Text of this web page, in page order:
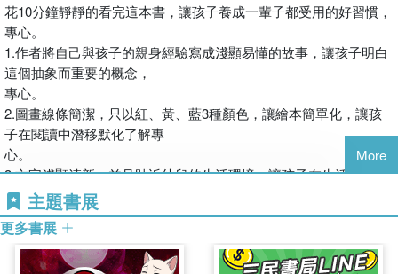
花10分鐘靜靜的看完這本書，讓孩子養成一輩子都受用的好習慣，
專心。
1.作者將自己與孩子的親身經驗寫成淺顯易懂的故事，讓孩子明白
這個抽象而重要的概念，
專心。
2.圖畫線條簡潔，只以紅、黃、藍3種顏色，讓繪本簡單化，讓孩
子在閱讀中潛移默化了解專
心。
3.文字淺顯清新，並且貼近幼兒的生活環境，讓孩子在生活化的故
事中自然而然的學會專心。
4.精裝本大字體，給孩子最高質感的繪本，適合爸爸媽媽與孩子一
同閱讀，養成專心的好習
慣。
More
主題書展
更多書展